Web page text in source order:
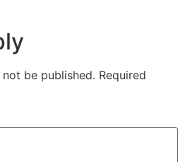
be published. Required